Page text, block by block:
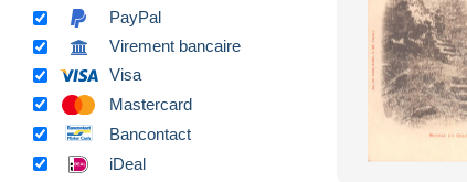
PayPal
Virement bancaire
Visa
Mastercard
Bancontact
iDeal